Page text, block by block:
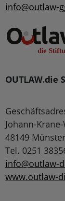
info@outlaw-
OUTLAW.die
Johann-
48149 Münster
Tel. 0251
info@outlaw-
www.outlaw-